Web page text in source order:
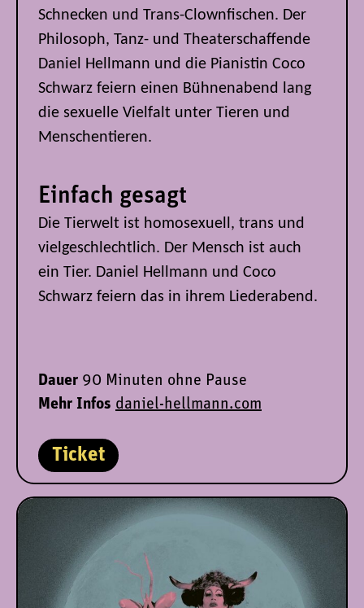
Schnecken und Trans-Clownfischen. Der
Philosoph, Tanz- und Theaterschaffende
Daniel Hellmann und die Pianistin Coco
Schwarz feiern einen Bühnenabend lang
die sexuelle Vielfalt unter Tieren und
Menschentieren.
Einfach gesagt
Die Tierwelt ist homosexuell, trans und
vielgeschlechtlich. Der Mensch ist auch
ein Tier. Daniel Hellmann und Coco
Schwarz feiern das in ihrem Liederabend.
Dauer 90 Minuten ohne Pause
Mehr Infos daniel-hellmann.com
Ticket